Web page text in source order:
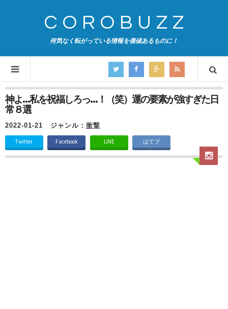
COROBUZZ
何気なく転がっている情報を価値あるものに！
神よ…私を祝福しろっ…！（笑）運の要素が強すぎた日
常８選
2022-01-21 ジャンル： 衝撃
Twitter Facebook LINE はてブ